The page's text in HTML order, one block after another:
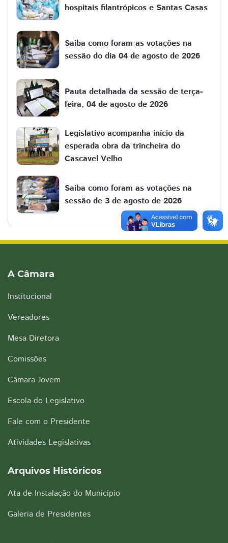
hospitais filantrópicos e Santas Casas
Saiba como foram as votações na
sessão do dia 04 de agosto de 2026
Pauta detalhada da sessão de terça-
feira, 04 de agosto de 2026
Legislativo acompanha início da
esperada obra da trincheira do
Cascavel Velho
Saiba como foram as votações na
sessão de 3 de agosto de 2026
A Câmara
Institucional
Vereadores
Mesa Diretora
Comissões
Câmara Jovem
Escola do Legislativo
Fale com o Presidente
Atividades Legislativas
Arquivos Históricos
Ata de Instalação do Município
Galeria de Presidentes